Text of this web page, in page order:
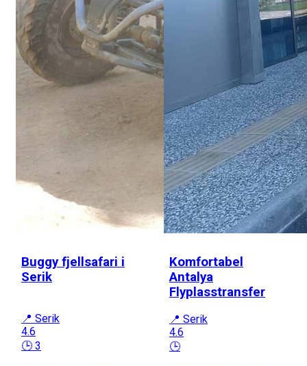
Buggy fjellsafari i
Serik
📍 Serik
4.6
🕒 3
Komfortabel
Antalya
Flyplasstransfer
📍 Serik
4.6
🕒